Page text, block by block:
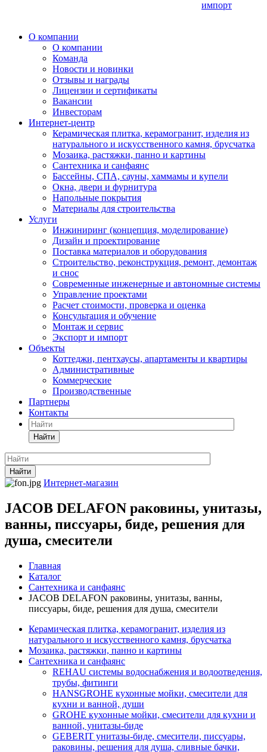
импорт
О компании
О компании
Команда
Новости и новинки
Отзывы и награды
Лицензии и сертификаты
Вакансии
Инвесторам
Интернет-центр
Керамическая плитка, керамогранит, изделия из
натурального и искусственного камня, брусчатка
Мозаика, растяжки, панно и картины
Сантехника и санфаянс
Бассейны, СПА, сауны, хаммамы и купели
Окна, двери и фурнитура
Напольные покрытия
Материалы для строительства
Услуги
Инжиниринг (концепция, моделирование)
Дизайн и проектирование
Поставка материалов и оборудования
Строительство, реконструкция, ремонт, демонтаж
и снос
Современные инженерные и автономные системы
Управление проектами
Расчет стоимости, проверка и оценка
Консультация и обучение
Монтаж и сервис
Экспорт и импорт
Объекты
Коттеджи, пентхаусы, апартаменты и квартиры
Административные
Коммерческие
Производственные
Партнеры
Контакты
Найти
Найти
Интернет-магазин
JACOB DELAFON раковины, унитазы,
ванны, писсуары, биде, решения для
душа, смесители
Главная
Каталог
Сантехника и санфаянс
JACOB DELAFON раковины, унитазы, ванны,
писсуары, биде, решения для душа, смесители
Керамическая плитка, керамогранит, изделия из
натурального и искусственного камня, брусчатка
Мозаика, растяжки, панно и картины
Сантехника и санфаянс
REHAU системы водоснабжения и водоотведения,
трубы, фитинги
HANSGROHE кухонные мойки, смесители для
кухни и ванной, души
GROHE кухонные мойки, смесители для кухни и
ванной, унитазы-биде
GEBERIT унитазы-биде, смесители, писсуары,
раковины, решения для душа, сливные бачки,